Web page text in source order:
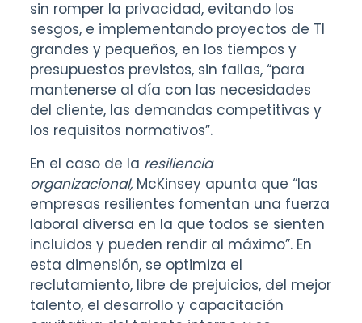
sin romper la privacidad, evitando los
sesgos, e implementando proyectos de TI
grandes y pequeños, en los tiempos y
presupuestos previstos, sin fallas, “para
mantenerse al día con las necesidades
del cliente, las demandas competitivas y
los requisitos normativos”.
En el caso de la resiliencia
organizacional, McKinsey apunta que “las
empresas resilientes fomentan una fuerza
laboral diversa en la que todos se sienten
incluidos y pueden rendir al máximo”. En
esta dimensión, se optimiza el
reclutamiento, libre de prejuicios, del mejor
talento, el desarrollo y capacitación